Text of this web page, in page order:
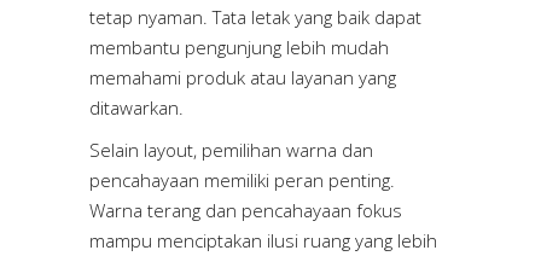
tetap nyaman. Tata letak yang baik dapat
membantu pengunjung lebih mudah
memahami produk atau layanan yang
ditawarkan.
Selain layout, pemilihan warna dan
pencahayaan memiliki peran penting.
Warna terang dan pencahayaan fokus
mampu menciptakan ilusi ruang yang lebih